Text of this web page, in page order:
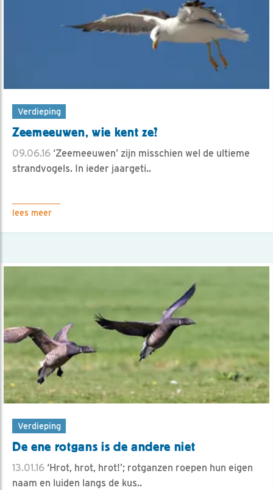
Verdieping
Zeemeeuwen, wie kent ze?
09.06.16 ‘Zeemeeuwen’ zijn misschien wel de ultieme
strandvogels. In ieder jaargeti..
lees meer
Verdieping
De ene rotgans is de andere niet
13.01.16 ‘Hrot, hrot, hrot!’; rotganzen roepen hun eigen
naam en luiden langs de kus..